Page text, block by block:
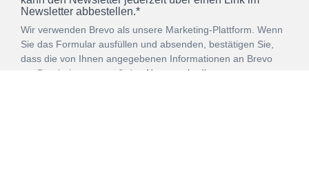
Newsletter abbestellen.*
Wir verwenden Brevo als unsere Marketing-Plattform. Wenn
Sie das Formular ausfüllen und absenden, bestätigen Sie,
dass die von Ihnen angegebenen Informationen an Brevo
zur Bearbeitung gemäß den Nutzungsbedingungen